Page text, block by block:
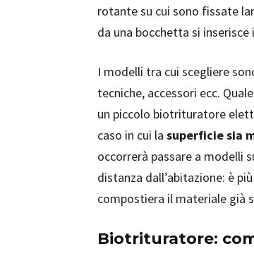
rotante su cui sono fissate
da una bocchetta si
I modelli tra cui scegliere
tecniche, accessori ecc.
un piccolo biotrituratore
caso in cui la superficie sia
occorrerà passare a modelli
distanza dall’abitazione: è
compostiera il materiale già
Biotrituratore: